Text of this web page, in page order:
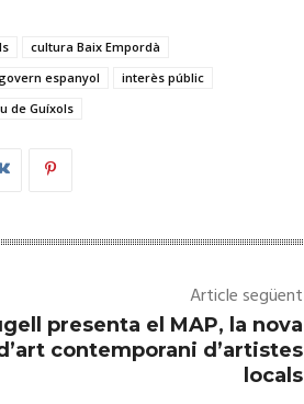
cultura Baix Empordà
espanyol
interès públic
de Guíxols
Article següent
presenta el MAP, la nova
contemporani d’artistes
locals